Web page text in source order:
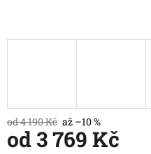
od 4 190 Kč až –10 %
od3 769 Kč